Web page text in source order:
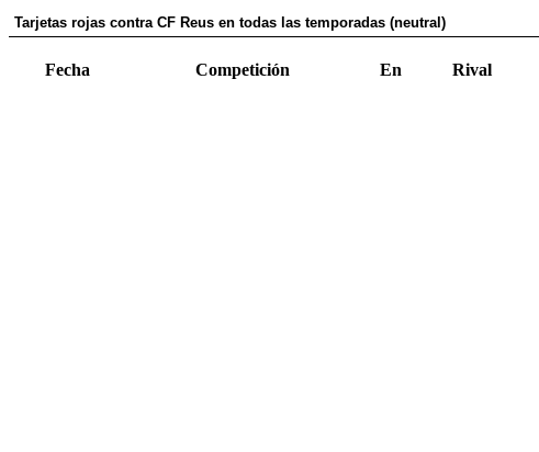
Tarjetas rojas contra CF Reus en todas las temporadas (neutral)
Fecha Competición En Rival